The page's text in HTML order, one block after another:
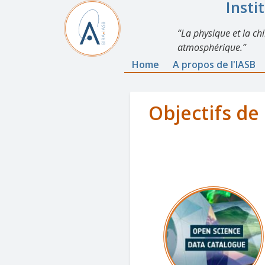
La physique et la
atmosphérique.
Home
A propos de l'IASB
Objectifs de